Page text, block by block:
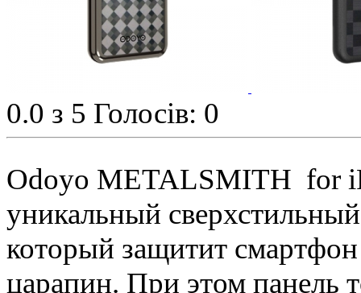
0.0 з 5 Голосів: 0
Odoyo METALSMITH for
уникальный
который защитит
царапин. При этом панель